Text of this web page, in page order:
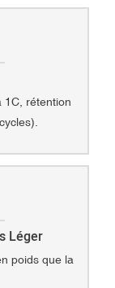
1C, rétention
Léger
poids que la